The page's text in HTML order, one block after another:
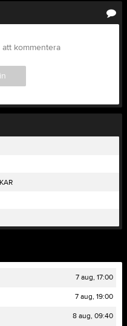
kommentera
7 aug, 17:00
7 aug, 19:00
8 aug, 09:40